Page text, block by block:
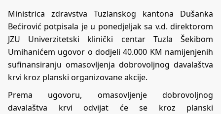
Ministrica zdravstva Tuzlanskog kantona Dušanka
Bećirović potpisala je u ponedjeljak sa v.d. direktorom
JZU Univerzitetski klinički centar Tuzla Šekibom
Umihanićem ugovor o dodjeli 40.000 KM namijenjenih
sufinansiranju omasovljenja dobrovoljnog davalaštva
krvi kroz planski organizovane akcije.
Prema ugovoru, omasovljenje dobrovoljnog
davalaštva krvi odvijat će se kroz planski